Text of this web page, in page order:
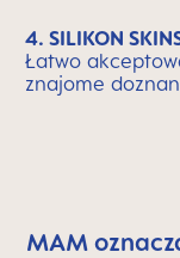
4. SILIKON
Łatwo
znajome
Skip MAM
MAM